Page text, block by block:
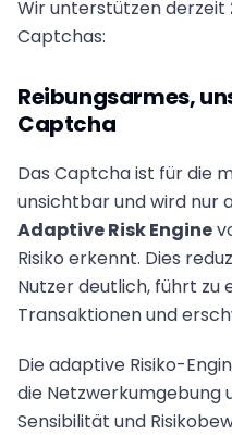
Wir unterstützen derzeit
Captchas:
Reibungsarmes,
Captcha
Das Captcha ist für die
unsichtbar und wird nur
Adaptive Risk Engine
Risiko erkennt. Dies
Nutzer deutlich, führt zu
Transaktionen und
Die adaptive Risiko-
die Netzwerkumgebung
Sensibilität und